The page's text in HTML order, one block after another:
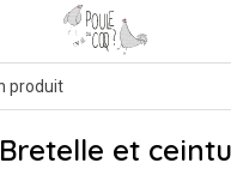
Bretelle et